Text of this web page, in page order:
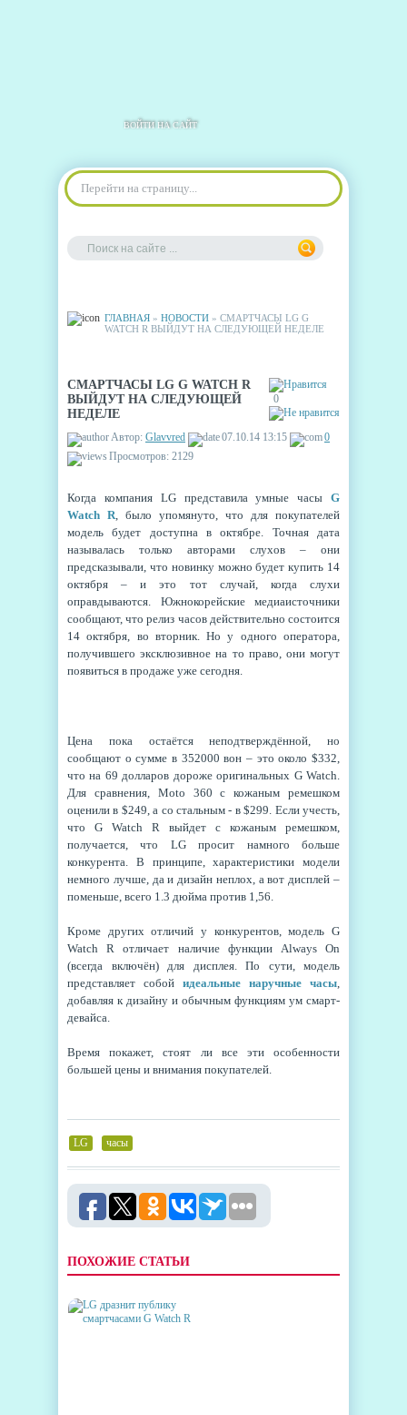
ВОЙТИ НА САЙТ
Перейти на страницу...
ГЛАВНАЯ » НОВОСТИ » СМАРТЧАСЫ LG G
WATCH R ВЫЙДУТ НА СЛЕДУЮЩЕЙ НЕДЕЛЕ
0
СМАРТЧАСЫ LG G WATCH R
ВЫЙДУТ НА СЛЕДУЮЩЕЙ
НЕДЕЛЕ
Автор: Glavvred 07.10.14 13:15
0
Просмотров: 2129
Когда компания LG представила умные часы G
Watch R, было упомянуто, что для покупателей
модель будет доступна в октябре. Точная дата
называлась только авторами слухов – они
предсказывали, что новинку можно будет купить 14
октября – и это тот случай, когда слухи
оправдываются. Южнокорейские медиаисточники
сообщают, что релиз часов действительно состоится
14 октября, во вторник. Но у одного оператора,
получившего эксклюзивное на то право, они могут
появиться в продаже уже сегодня.
Цена пока остаётся неподтверждённой, но
сообщают о сумме в 352000 вон – это около $332,
что на 69 долларов дороже оригинальных G Watch.
Для сравнения, Moto 360 с кожаным ремешком
оценили в $249, а со стальным - в $299. Если учесть,
что G Watch R выйдет с кожаным ремешком,
получается, что LG просит намного больше
конкурента. В принципе, характеристики модели
немного лучше, да и дизайн неплох, а вот дисплей –
поменьше, всего 1.3 дюйма против 1,56.
Кроме других отличий у конкурентов, модель G
Watch R отличает наличие функции Always On
(всегда включён) для дисплея. По сути, модель
представляет собой идеальные наручные часы,
добавляя к дизайну и обычным функциям ум смарт-
девайса.
Время покажет, стоят ли все эти особенности
большей цены и внимания покупателей.
LG часы
ПОХОЖИЕ СТАТЬИ